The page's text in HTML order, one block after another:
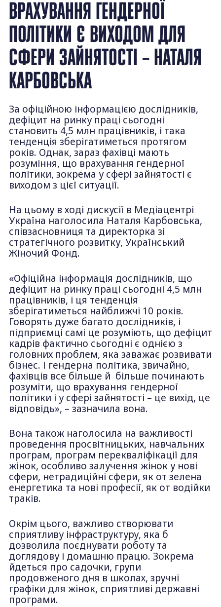
ВРАХУВАННЯ ГЕНДЕРНОЇ
ПОЛІТИКИ Є ВИХОДОМ ДЛЯ
СФЕРИ ЗАЙНЯТОСТІ – НАТАЛЯ
КАРБОВСЬКА
За офіційною інформацією дослідників,
дефіцит на ринку праці сьогодні
становить 4,5 млн працівників, і така
тенденція зберігатиметься протягом
років. Однак, зараз фахівці мають
розуміння, що врахування гендерної
політики, зокрема у сфері зайнятості є
виходом з цієї ситуації.
На цьому в ході дискусії в Медіацентрі
Україна наголосила Наталя Карбовська,
співзасновниця та директорка зі
стратегічного розвитку, Український
Жіночий Фонд.
«Офіційна інформація дослідників, що
дефіцит на ринку праці сьогодні 4,5 млн
працівників, і ця тенденція
зберігатиметься найближчі 10 років.
Говорять дуже багато дослідників, і
підприємці самі це розуміють, що дефіцит
кадрів фактично сьогодні є однією з
головних проблем, яка заважає розвивати
бізнес. І гендерна політика, звичайно,
фахівців все більше й більше починають
розуміти, що врахування гендерної
політики і у сфері зайнятості – це вихід, це
відповідь», – зазначила вона.
Вона також наголосила на важливості
проведення просвітницьких, навчальних
програм, програм перекваліфікації для
жінок, особливо залучення жінок у нові
сфери, нетрадиційні сфери, як от зелена
енергетика та нові професії, як от водійки
траків.
Окрім цього, важливо створювати
сприятливу інфраструктуру, яка б
дозволила поєднувати роботу та
доглядову і домашню працю. Зокрема
йдеться про садочки, групи
продовженого дня в школах, зручні
графіки для жінок, сприятливі державні
програми.